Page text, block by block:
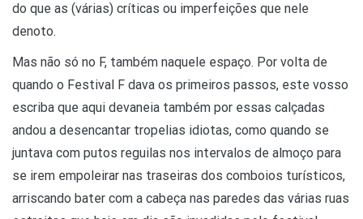
do que as (várias) críticas ou imperfeições que nele
denoto.
Mas não só no F, também naquele espaço. Por volta de
quando o Festival F dava os primeiros passos, este vosso
escriba que aqui devaneia também por essas calçadas
andou a desencantar tropelias idiotas, como quando se
juntava com putos reguilas nos intervalos de almoço para
se irem empoleirar nas traseiras dos comboios turísticos,
arriscando bater com a cabeça nas paredes das várias ruas